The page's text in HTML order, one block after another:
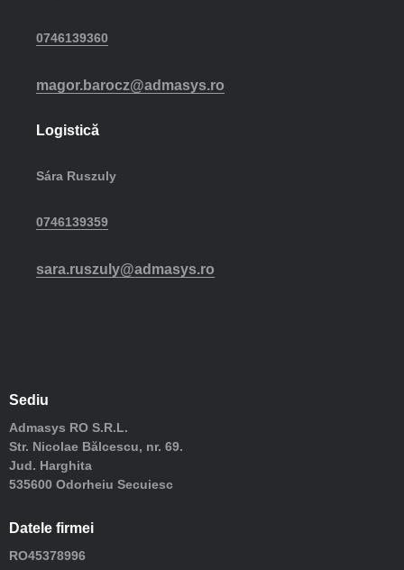
0746139360
magor.barocz@admasys.ro
Logistică
Sára Ruszuly
0746139359
sara.ruszuly@admasys.ro
Sediu
Admasys RO S.R.L.
Str. Nicolae Bălcescu, nr. 69.
Jud. Harghita
535600 Odorheiu Secuiesc
Datele firmei
RO45378996